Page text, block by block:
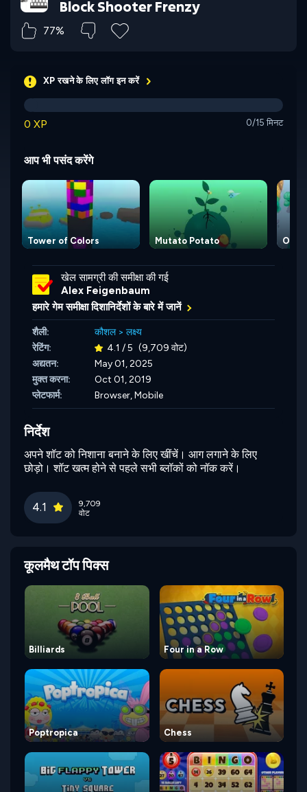
Block Shooter Frenzy
77%
XP रखने के लिए लॉग इन करें
0 XP 0/15 मिनट
आप भी पसंद करेंगे
Tower of Colors Mutato Potato Om
खेल सामग्री की समीक्षा की गई
Alex Feigenbaum
हमारे गेम समीक्षा दिशानिर्देशों के बारे में जानें
शैली: कौशल> लक्ष्य
रेटिंग:
4.1 / 5 (9,709 वोट)
अद्यतन:
May 01, 2025
मुक्त करना:
Oct 01, 2019
प्लेटफार्म:
Browser, Mobile
निर्देश
अपने शॉट को निशाना बनाने के लिए खींचें। आग लगाने के लिए
छोड़ो। शॉट खत्म होने से पहले सभी ब्लॉकों को नॉक करें।
4.1
9,709
वोट
कूलमैथ टॉप पिक्स
Billiards Four in a Row
Poptropica Chess